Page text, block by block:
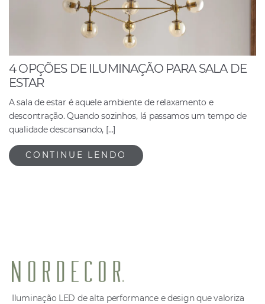
4 OPÇÕES DE ILUMINAÇÃO PARA SALA DE
ESTAR
A sala de estar é aquele ambiente de relaxamento e
descontração. Quando sozinhos, lá passamos um tempo de
qualidade descansando, […]
CONTINUE LENDO
Iluminação LED de alta performance e design que valoriza